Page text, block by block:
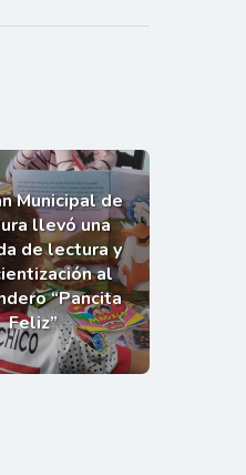
Municipal de
llevó una
de lectura y
al
“Pancita
Feliz”